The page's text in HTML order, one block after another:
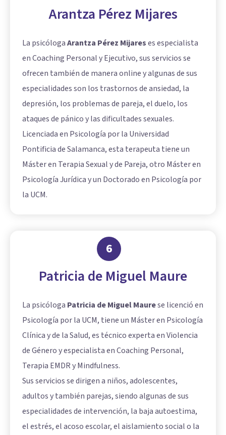
Arantza Pérez Mijares
La psicólogaArantza Pérez Mijareses especialista
en Coaching Personal y Ejecutivo, sus servicios se
ofrecen también de manera online y algunas de sus
especialidades son los trastornos de ansiedad, la
depresión, los problemas de pareja, el duelo, los
ataques de pánico y las dificultades sexuales.
Licenciada en Psicología por la Universidad
Pontificia de Salamanca, esta terapeuta tiene un
Máster en Terapia Sexual y de Pareja, otro Máster en
Psicología Jurídica y un Doctorado en Psicología por
la UCM.
6
Patricia de Miguel Maure
La psicóloga Patricia de Miguel Maurese licenció en
Psicología por la UCM, tiene un Máster en Psicología
Clínica y de la Salud, es técnico experta en Violencia
de Género y especialista en Coaching Personal,
Terapia EMDR y Mindfulness.
Sus servicios se dirigen a niños, adolescentes,
adultos y también parejas, siendo algunas de sus
especialidades de intervención, la baja autoestima,
el estrés, el acoso escolar, el aislamiento social o la